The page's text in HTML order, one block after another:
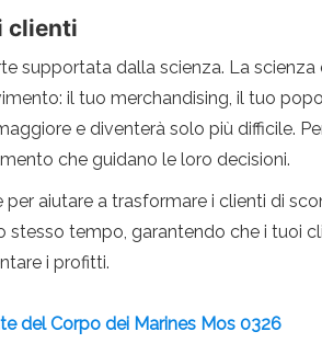
clienti
supportata dalla scienza. La
il tuo merchandising, il tuo
e diventerà solo più difficile.
che guidano le loro decisioni.
aiutare a trasformare i clienti di
stesso tempo, garantendo che i tuoi
i profitti.
del Corpo dei Marines Mos 0326